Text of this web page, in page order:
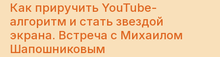
Как приручить YouTube-
алгоритм и стать звездой
экрана. Встреча с Михаилом
Шапошниковым